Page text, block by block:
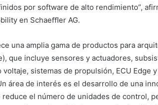
por software de alto rendimiento”,
en Schaeﬄer AG.
una amplia gama de productos para
que incluye sensores y actuadores,
sistemas de propulsión, ECU Edge
área de interés es el desarrollo de una
el número de unidades de control,